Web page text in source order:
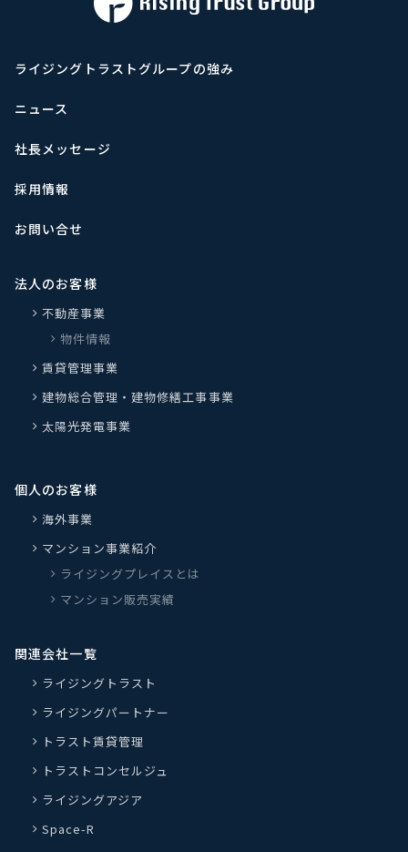
ライジングトラストグループの強み
ニュース
社長メッセージ
採用情報
お問い合せ
法人のお客様
不動産事業
物件情報
賃貸管理事業
建物総合管理・建物修繕工事事業
太陽光発電事業
個人のお客様
海外事業
マンション事業紹介
ライジングプレイスとは
マンション販売実績
関連会社一覧
ライジングトラスト
ライジングパートナー
トラスト賃貸管理
トラストコンセルジュ
ライジングアジア
Space-R